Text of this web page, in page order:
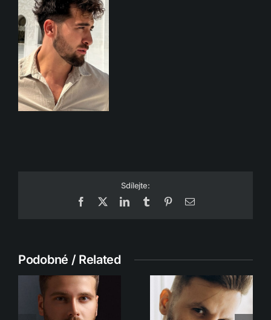
Sdílejte:
Facebook
LinkedInTumblr PinterestEmail
Podobné / Related